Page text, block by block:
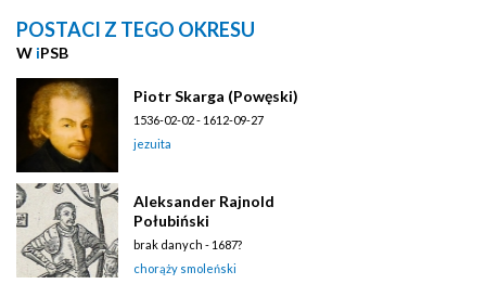
POSTACI Z TEGO OKRESU
W iPSB
Piotr Skarga (Powęski)
1536-02-02 - 1612-09-27
jezuita
Aleksander Rajnold
Połubiński
brak danych - 1687?
chorąży smoleński